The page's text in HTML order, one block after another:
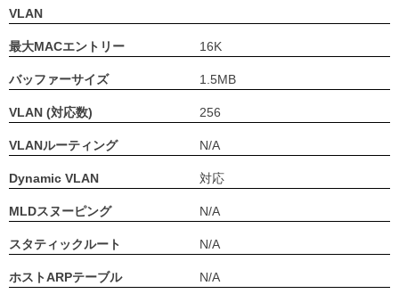
VLAN
最大MACエントリー 16K
バッファーサイズ 1.5MB
VLAN (対応数) 256
VLANルーティング N/A
Dynamic VLAN 対応
MLDスヌーピング N/A
スタティックルート N/A
ホストARPテーブル N/A